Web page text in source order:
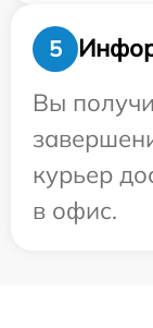
5
Вы
курьер
в офис.